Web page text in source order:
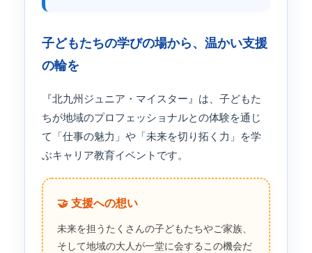
子どもたちの学びの場から、温かい支援
の輪を
『北九州ジュニア・マイスター』は、子どもた
ちが地域のプロフェッショナルとの体験を通じ
て「仕事の魅力」や「未来を切り拓く力」を学
ぶキャリア教育イベントです。
🤝 支援への想い
未来を担うたくさんの子どもたちやご家族、
そして地域の大人が一堂に会するこの機会だ